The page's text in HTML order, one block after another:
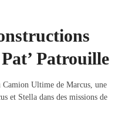
Patrouille
Ultime de Marcus, une
et Stella dans des missions de